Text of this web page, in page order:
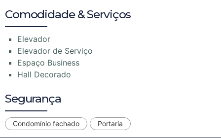
Comodidade & Serviços
Elevador
Elevador de Serviço
Espaço Business
Hall Decorado
Segurança
Condomínio fechado Portaria